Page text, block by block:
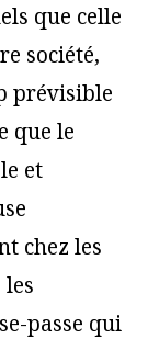
que celle
société,
prévisible
que le
et
chez les
les
passe qui